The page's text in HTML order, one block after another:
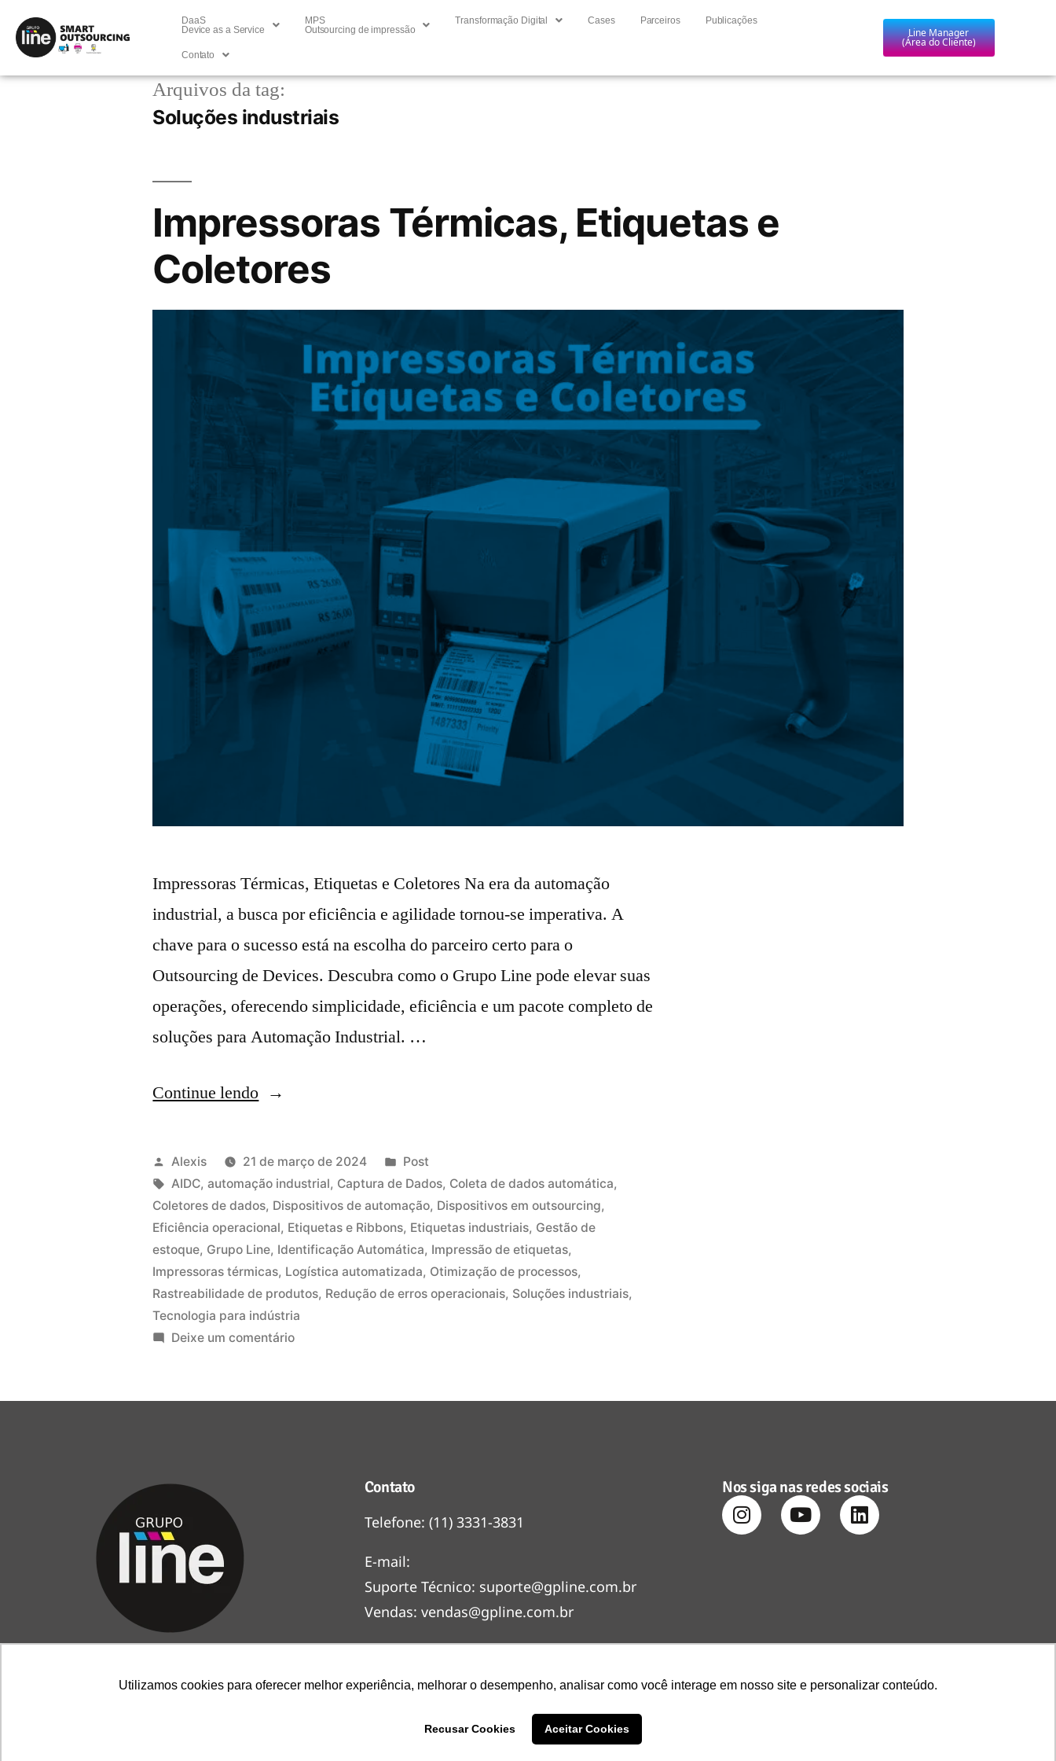
Utilizamos cookies para oferecer melhor experiência, melhorar o desempenho, analisar como você interage em nosso site e personalizar conteúdo.
Recusar Cookies Aceitar Cookies
DaaS
Device as a Service
MPS
Outsourcing de impressão
Transformação Digital Cases Parceiros Publicações
Contato
Line Manager
(Área do Cliente)
Arquivos da tag:
Soluções industriais
Impressoras Térmicas, Etiquetas e
Coletores
Impressoras Térmicas, Etiquetas e Coletores Na era da automação
industrial, a busca por eficiência e agilidade tornou-se imperativa. A
chave para o sucesso está na escolha do parceiro certo para o
Outsourcing de Devices. Descubra como o Grupo Line pode elevar suas
operações, oferecendo simplicidade, eficiência e um pacote completo de
soluções para Automação Industrial. …
Continue lendo
Alexis 21 de março de 2024
Post
AIDC,automação industrial, Captura de Dados, Coleta de dados automática,
Coletores de dados, Dispositivos de automação, Dispositivos em outsourcing,
Eficiência operacional, Etiquetas e Ribbons, Etiquetas industriais, Gestão de
estoque, Grupo Line, Identificação Automática, Impressão de etiquetas,
Impressoras térmicas, Logística automatizada, Otimização de processos,
Rastreabilidade de produtos, Redução de erros operacionais, Soluções industriais,
Tecnologia para indústria
Deixe um comentário
Contato
Telefone: (11) 3331-3831
E-mail:
Suporte Técnico: suporte@gpline.com.br
Vendas: vendas@gpline.com.br
Mapa do Site
Nos siga nas redes sociais